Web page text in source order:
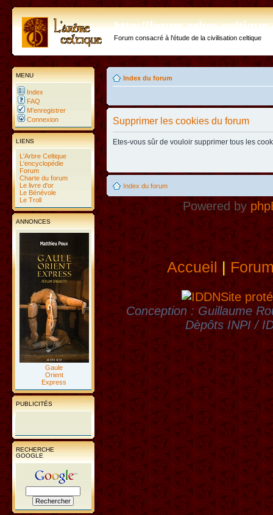
http://forum.arbre-
Forum consacré à l'étude de la civilisation celtique
MENU
Index
FAQ
M’enregistrer
Connexion
LIENS
L'Arbre Celtique
L'encyclopédie
Forum
Charte du forum
Le livre d'or
Le Bénévole
Le Troll
ANNONCES
Gaule
Orient
Express
PUBLICITÉS
RECHERCHE
GOOGLE
Index du forum
Supprimer les cookies du forum
Etes-vous sûr de vouloir supprimer tous les
Index du forum
Powered by
Accueil|
Site
Conception : Guillaume
Dèpôts INPI /